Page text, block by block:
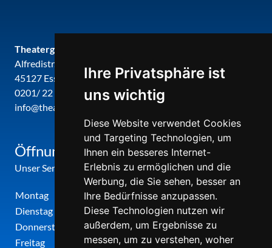
Ihre Privatsphäre ist
uns wichtig
Diese Website verwendet Cookies
und Targeting Technologien, um
Ihnen ein besseres Internet-
Erlebnis zu ermöglichen und die
Werbung, die Sie sehen, besser an
Ihre Bedürfnisse anzupassen.
Diese Technologien nutzen wir
außerdem, um Ergebnisse zu
messen, um zu verstehen, woher
Theatergemeinde metropole ruhr
Alfredistr. 32
45127 Essen
0201/ 22 22 29
info@theatergemeinde-metropole-ruhr.de
Öffnungszeiten
Unser Service-Center ist zu folgenden Zeiten geöffnet
Montag
12:00 Uhr - 17:00 Uhr
Dienstag
09:00 Uhr - 12:00 Uhr
Donnerstag
09:00 Uhr - 12:00 Uhr
Freitag
09:00 Uhr - 12:00 Uhr